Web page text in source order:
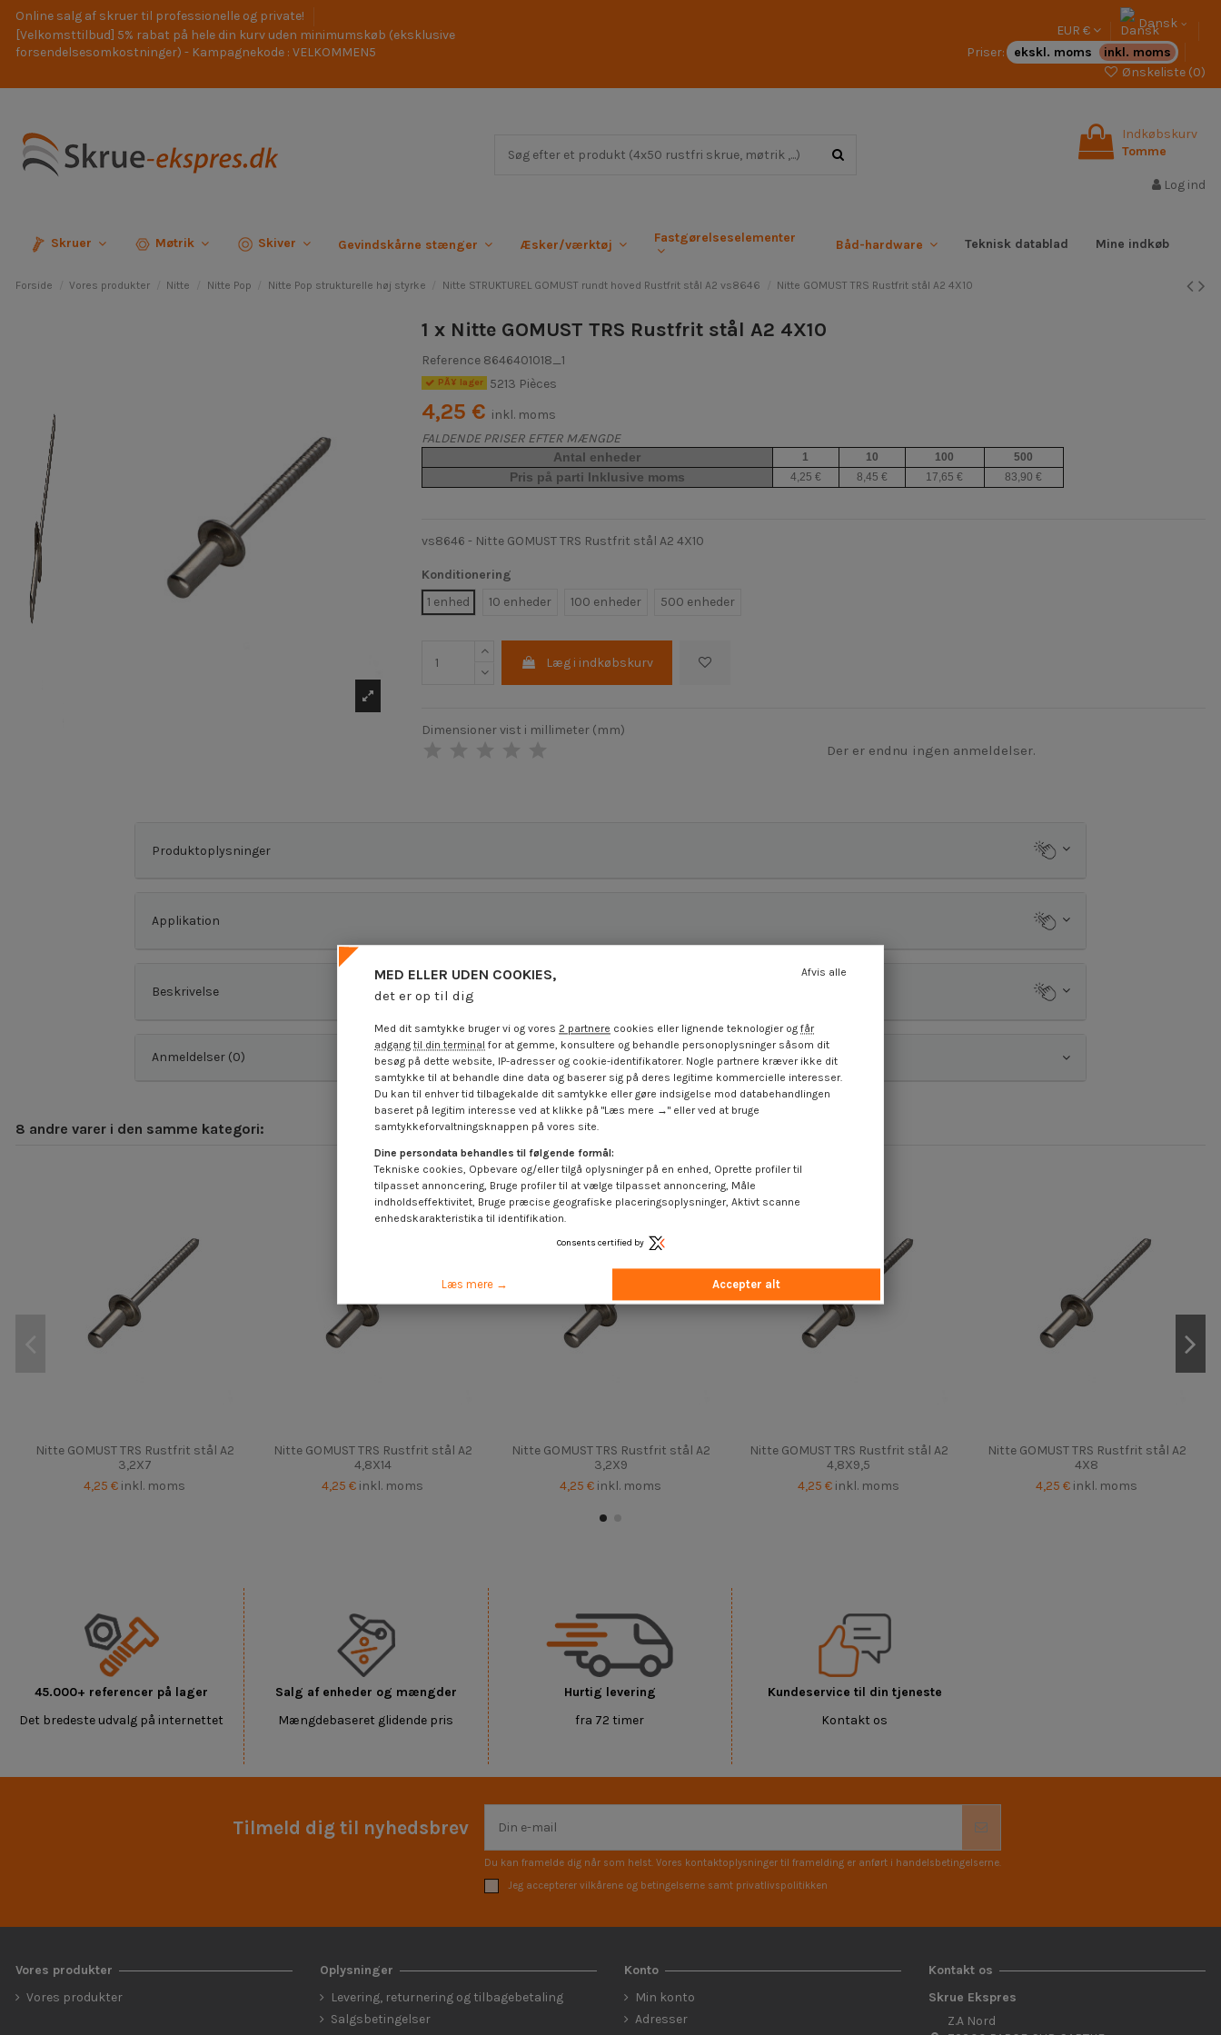
Online salg af skruer til professionelle og private!
[Velkomsttilbud] 5% rabat på hele din kurv uden minimumskøb (eksklusive
forsendelsesomkostninger) - Kampagnekode : VELKOMMEN5
EUR €
Dansk
Priser:
ekskl. moms
inkl. moms
Ønskeliste (0)
Indkøbskurv
Tomme
Log ind
Skruer Møtrik Skiver Gevindskårne stænger Æsker/værktøj Fastgørelseselementer Båd-hardware Teknisk datablad Mine indkøb
Forside Vores produkter Nitte Nitte Pop Nitte Pop strukturelle høj styrke Nitte STRUKTUREL GOMUST rundt hoved Rustfrit stål A2 vs8646 Nitte GOMUST TRS Rustfrit stål A2 4X10
1 x Nitte GOMUST TRS Rustfrit stål A2 4X10
Reference 8646401018_1
PÃ¥ lager 5213 Pièces
4,25 € inkl. moms
FALDENDE PRISER EFTER MÆNGDE
Antal enheder 1 10 100 500
Pris på parti Inklusive moms 4,25 € 8,45 € 17,65 € 83,90 €
vs8646 - Nitte GOMUST TRS Rustfrit stål A2 4X10
Konditionering
1 enhed
10 enheder 100 enheder 500 enheder
Læg i indkøbskurv
Dimensioner vist i millimeter (mm)
Der er endnu ingen anmeldelser.
Produktoplysninger
Applikation
Beskrivelse
Anmeldelser (0)
8 andre varer i den samme kategori:
Nitte GOMUST TRS Rustfrit stål A2
3,2X7
4,25 € inkl. moms
Nitte GOMUST TRS Rustfrit stål A2
4,8X14
4,25 € inkl. moms
Nitte GOMUST TRS Rustfrit stål A2
3,2X9
4,25 € inkl. moms
Nitte GOMUST TRS Rustfrit stål A2
4,8X9,5
4,25 € inkl. moms
Nitte GOMUST TRS Rustfrit stål A2
4X8
4,25 € inkl. moms
45.000+ referencer på lager
Det bredeste udvalg på internettet
Salg af enheder og mængder
Mængdebaseret glidende pris
Hurtig levering
fra 72 timer
Kundeservice til din tjeneste
Kontakt os
Tilmeld dig til nyhedsbrev
Du kan framelde dig når som helst. Vores kontaktoplysninger til framelding er anført i handelsbetingelserne.
Jeg accepterer vilkårene og betingelserne samt privatlivspolitikken
Vores produkter
Vores produkter
Oplysninger
Levering, returnering og tilbagebetaling
Salgsbetingelser
Konto
Min konto
Adresser
Kontakt os
Skrue Ekspres
Z.A Nord
MED ELLER UDEN COOKIES,
det er op til dig
Afvis alle
Med dit samtykke bruger vi og vores 2 partnere cookies eller lignende teknologier og får
adgang til din terminal for at gemme, konsultere og behandle personoplysninger såsom dit
besøg på dette website, IP-adresser og cookie-identifikatorer. Nogle partnere kræver ikke dit
samtykke til at behandle dine data og baserer sig på deres legitime kommercielle interesser.
Du kan til enhver tid tilbagekalde dit samtykke eller gøre indsigelse mod databehandlingen
baseret på legitim interesse ved at klikke på "Læs mere →" eller ved at bruge
samtykkeforvaltningsknappen på vores site.
Dine persondata behandles til følgende formål:
Tekniske cookies, Opbevare og/eller tilgå oplysninger på en enhed, Oprette profiler til
tilpasset annoncering, Bruge profiler til at vælge tilpasset annoncering, Måle
indholdseffektivitet, Bruge præcise geografiske placeringsoplysninger, Aktivt scanne
enhedskarakteristika til identifikation.
Consents certified by
Læs mere → Accepter alt